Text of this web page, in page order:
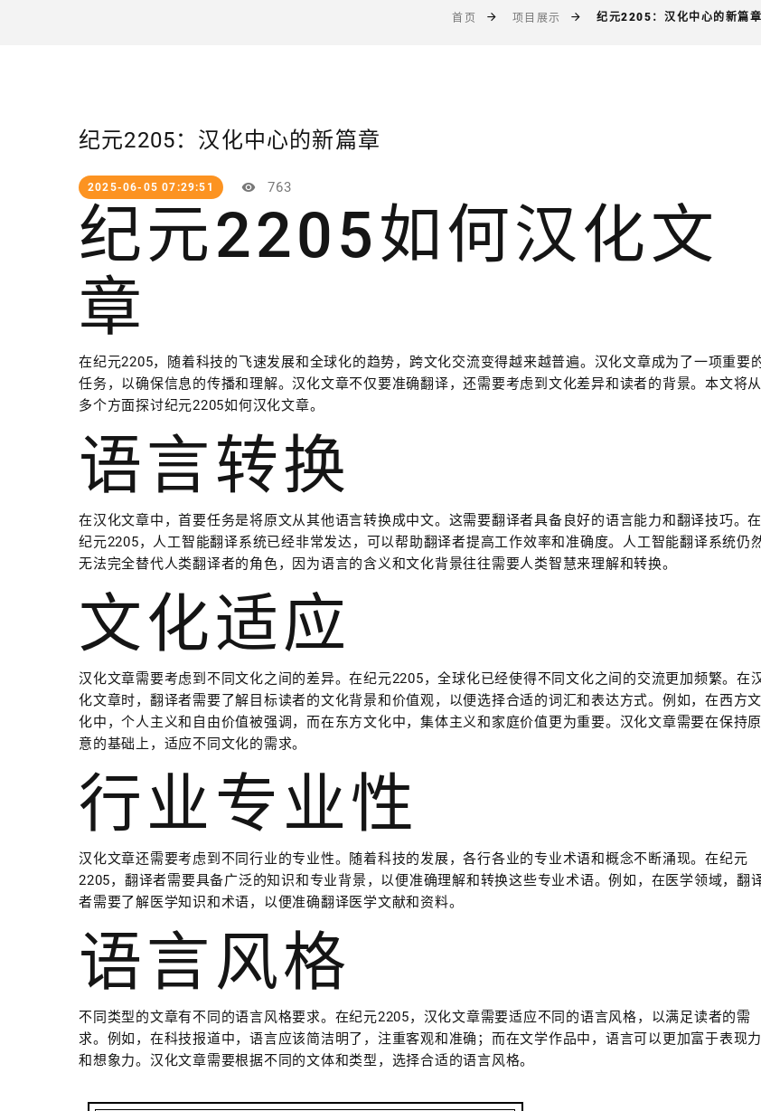
首页 项目展示 纪元2205：汉化中心的新篇章
纪元2205：汉化中心的新篇章
2025-06-05 07:29:51 763
纪元2205如何汉化文
章
在纪元2205，随着科技的飞速发展和全球化的趋势，跨文化交流变得越来越普遍。汉化文章成为了一项重要
任务，以确保信息的传播和理解。汉化文章不仅要准确翻译，还需要考虑到文化差异和读者的背景。本文将从
多个方面探讨纪元2205如何汉化文章。
语言转换
在汉化文章中，首要任务是将原文从其他语言转换成中文。这需要翻译者具备良好的语言能力和翻译技巧。在
纪元2205，人工智能翻译系统已经非常发达，可以帮助翻译者提高工作效率和准确度。人工智能翻译系统仍
无法完全替代人类翻译者的角色，因为语言的含义和文化背景往往需要人类智慧来理解和转换。
文化适应
汉化文章需要考虑到不同文化之间的差异。在纪元2205，全球化已经使得不同文化之间的交流更加频繁。在
化文章时，翻译者需要了解目标读者的文化背景和价值观，以便选择合适的词汇和表达方式。例如，在西方文
化中，个人主义和自由价值被强调，而在东方文化中，集体主义和家庭价值更为重要。汉化文章需要在保持原
意的基础上，适应不同文化的需求。
行业专业性
汉化文章还需要考虑到不同行业的专业性。随着科技的发展，各行各业的专业术语和概念不断涌现。在纪元
2205，翻译者需要具备广泛的知识和专业背景，以便准确理解和转换这些专业术语。例如，在医学领域，翻
者需要了解医学知识和术语，以便准确翻译医学文献和资料。
语言风格
不同类型的文章有不同的语言风格要求。在纪元2205，汉化文章需要适应不同的语言风格，以满足读者的需
求。例如，在科技报道中，语言应该简洁明了，注重客观和准确；而在文学作品中，语言可以更加富于表现力
和想象力。汉化文章需要根据不同的文体和类型，选择合适的语言风格。